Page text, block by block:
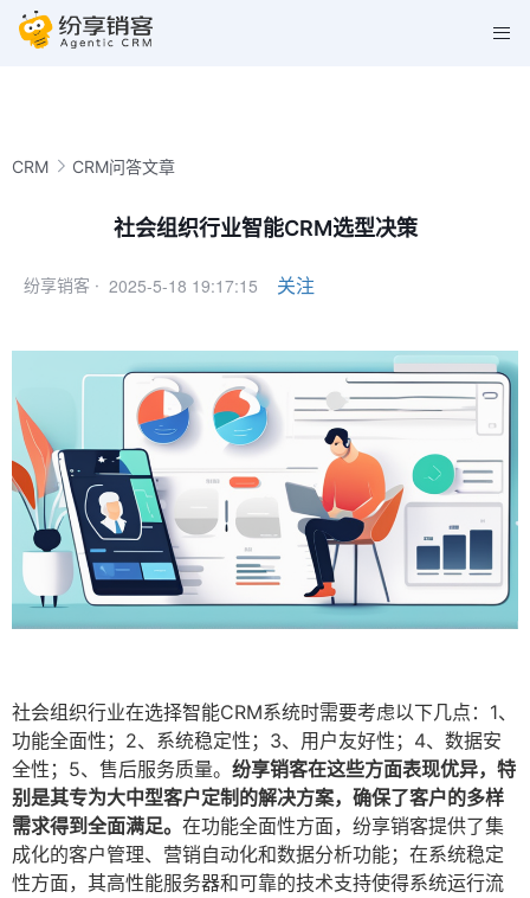
CRM CRM问答文章
社会组织行业智能CRM选型决策
纷享销客 · 2025-5-18 19:17:15 关注
社会组织行业在选择智能CRM系统时需要考虑以下几点：1、
功能全面性；2、系统稳定性；3、用户友好性；4、数据安
全性；5、售后服务质量。 纷享销客在这些方面表现优异，特
别是其专为大中型客户定制的解决方案，确保了客户的多样
需求得到全面满足。 在功能全面性方面，纷享销客提供了集
成化的客户管理、营销自动化和数据分析功能；在系统稳定
性方面，其高性能服务器和可靠的技术支持使得系统运行流